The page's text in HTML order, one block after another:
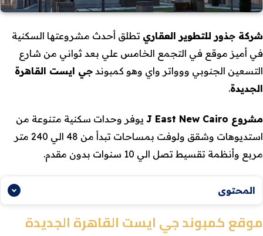
شركة جذور للتطوير العقاري تطلق أحدث مشروعتها السكنية
في أميز موقع في التجمع الخامس علي بعد ثواني من شارع
التسعين الجنوبي ووواتر واي وهو كمبوند جي ايست القاهرة
الجديدة.
مشروع J East New Cairo
يوفر وحدات سكنية متنوعة من
استديوهات وشقق ولوفت بمساحات تبدأ من 48 الي 240 متر
مربع وأنظمة تقسيط تصل الي 10 سنوات بدون مقدم.
المحتوى
موقع كمبوند جي ايست القاهرة الجديدة